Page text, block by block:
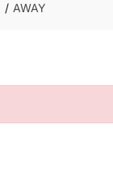
AWAY